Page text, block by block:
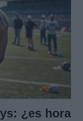
¿es hora